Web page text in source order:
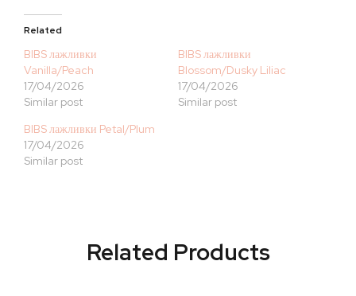
Related
BIBS лажливки
Vanilla/Peach
17/04/2026
Similar post
BIBS лажливки
Blossom/Dusky Liliac
17/04/2026
Similar post
BIBS лажливки Petal/Plum
17/04/2026
Similar post
Related Products